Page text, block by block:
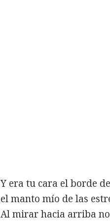
Y era tu cara el borde
el manto mío de las
Al mirar hacia arriba